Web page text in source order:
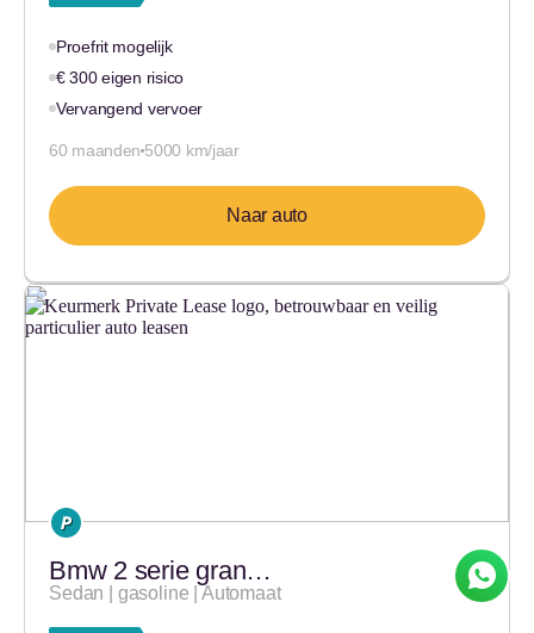
Proefrit mogelijk
€ 300 eigen risico
Vervangend vervoer
60 maanden 5000 km/jaar
Naar auto
Bmw 2 serie gran…
Sedan | gasoline | Automaat